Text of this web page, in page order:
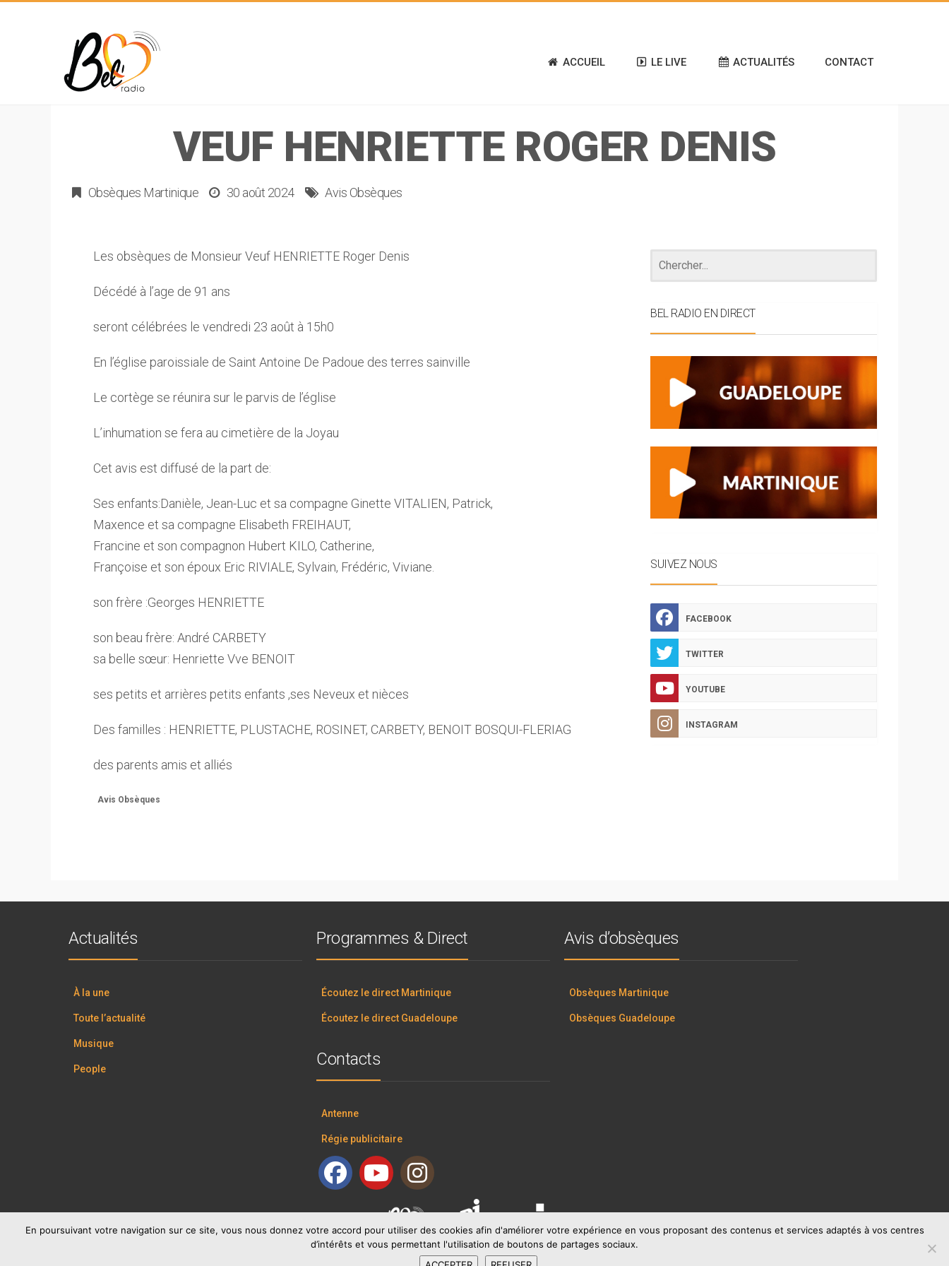
ACCUEIL LE LIVE ACTUALITÉS CONTACT
VEUF HENRIETTE ROGER DENIS
Obsèques Martinique 30 août 2024 Avis Obsèques
Les obsèques de Monsieur Veuf HENRIETTE Roger Denis
Décédé à l’age de 91 ans
seront célébrées le vendredi 23 août à 15h0
En l’église paroissiale de Saint Antoine De Padoue des terres sainville
Le cortège se réunira sur le parvis de l’église
L’inhumation se fera au cimetière de la Joyau
Cet avis est diffusé de la part de:
Ses enfants:Danièle, Jean-Luc et sa compagne Ginette VITALIEN, Patrick,
Maxence et sa compagne Elisabeth FREIHAUT,
Francine et son compagnon Hubert KILO, Catherine,
Françoise et son époux Eric RIVIALE, Sylvain, Frédéric, Viviane.
son frère :Georges HENRIETTE
son beau frère: André CARBETY
sa belle sœur: Henriette Vve BENOIT
ses petits et arrières petits enfants ,ses Neveux et nièces
Des familles : HENRIETTE, PLUSTACHE, ROSINET, CARBETY, BENOIT BOSQUI-FLERIAG
des parents amis et alliés
Avis Obsèques
BEL RADIO EN DIRECT
SUIVEZ NOUS
FACEBOOK
TWITTER
YOUTUBE
INSTAGRAM
Actualités
À la une
Toute l’actualité
Musique
People
Programmes & Direct
Écoutez le direct Martinique
Écoutez le direct Guadeloupe
Avis d’obsèques
Obsèques Martinique
Obsèques Guadeloupe
Contacts
Antenne
Régie publicitaire
En poursuivant votre navigation sur ce site, vous nous donnez votre accord pour utiliser des cookies afin d'améliorer votre expérience en vous proposant des contenus et services adaptés à vos centres
d’intérêts et vous permettant l'utilisation de boutons de partages sociaux.